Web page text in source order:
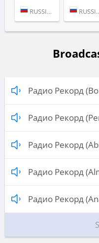
RUSSIA (MOSCOW) RUSSIA (MOSCOW)
Радио Рекорд
Радио Рекорд
Радио Рекорд
Радио Рекорд
Радио Рекорд